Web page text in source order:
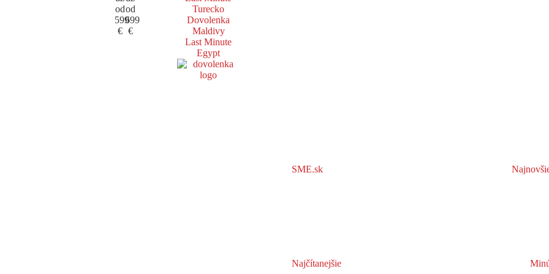
od
599
€
od
699
€
Turecko
Dovolenka
Maldivy
Last Minute
Egypt
SME.sk
Najčítanejšie